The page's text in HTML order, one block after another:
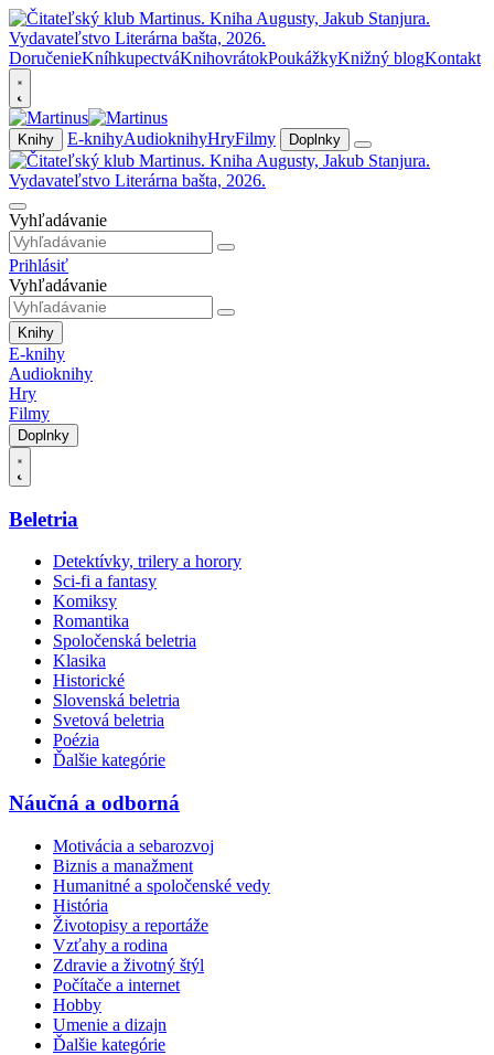
DoručenieKníhkupectváKnihovrátokPoukážkyKnižný blogKontakt
Knihy E-knihyAudioknihyHryFilmy Doplnky
Vyhľadávanie
Prihlásiť
Vyhľadávanie
Knihy
E-knihy
Audioknihy
Hry
Filmy
Doplnky
Beletria
Detektívky, trilery a horory
Sci-fi a fantasy
Komiksy
Romantika
Spoločenská beletria
Klasika
Historické
Slovenská beletria
Svetová beletria
Poézia
Ďalšie kategórie
Náučná a odborná
Motivácia a sebarozvoj
Biznis a manažment
Humanitné a spoločenské vedy
História
Životopisy a reportáže
Vzťahy a rodina
Zdravie a životný štýl
Počítače a internet
Hobby
Umenie a dizajn
Ďalšie kategórie